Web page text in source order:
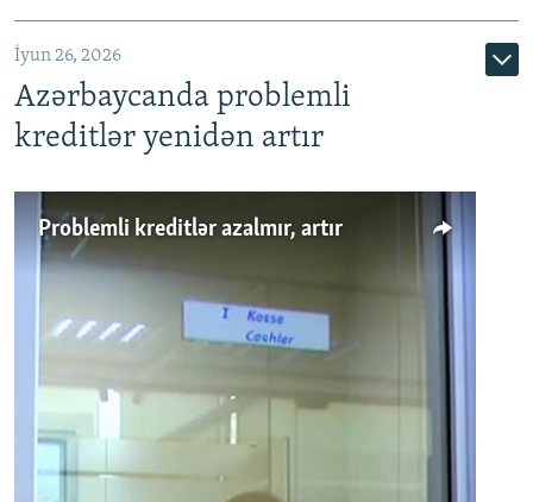
720p 1080p
İyun 26, 2026
Azərbaycanda problemli
kreditlər yenidən artır
Problemli kreditlər azalmır, artır